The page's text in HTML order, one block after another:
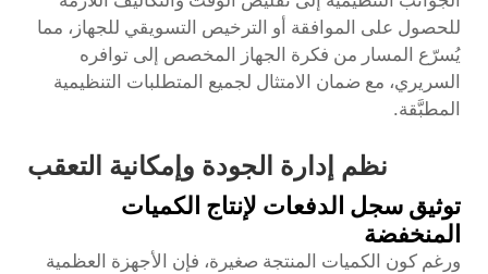
للحصول على الموافقة أو الترخيص التسويقي للجهاز، مما
يُسرّع المسار من فكرة الجهاز المخصص إلى توافره
السريري، مع ضمان الامتثال لجميع المتطلبات التنظيمية
المطبَّقة.
نظم إدارة الجودة وإمكانية التعقب
توثيق سجل الدفعات لإنتاج الكميات
المنخفضة
ورغم كون الكميات المنتجة صغيرة، فإن الأجهزة العظمية